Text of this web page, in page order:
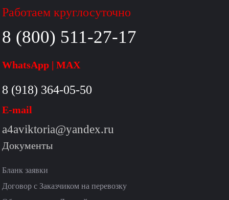
Работаем круглосуточно
8 (800) 511-27-17
WhatsApp | MAX
8 (918) 364-05-50
E-mail
a4aviktoria@yandex.ru
Документы
Бланк заявки
Договор с Заказчиком на перевозку